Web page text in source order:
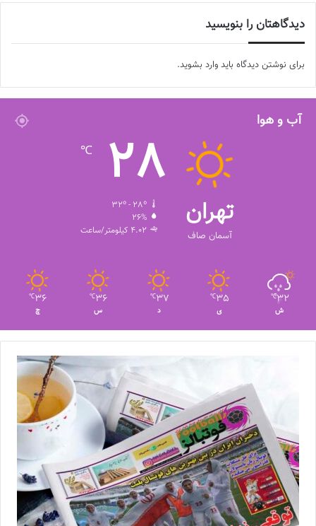
منبع:ایمنا 📸عکس:بهروز نادری
◾️با فوتبالز همراه شوید◾️فوتبالز را در اینستاگرام دنبال کنید
footballs.women@
برچسب ها سپاهان فوتبال بانوان فوتبال زنان لیگ برتر هاجر دباغی
دیدگاهتان را بنویسید
برای نوشتن دیدگاه باید وارد بشوید.
آب و هوا
تهران
آسمان صاف
28
℃
32º - 28º
26%
4.02 کیلومتر/ساعت
32
℃
ش
35
℃
ی
37
℃
د
36
℃
س
36
℃
چ